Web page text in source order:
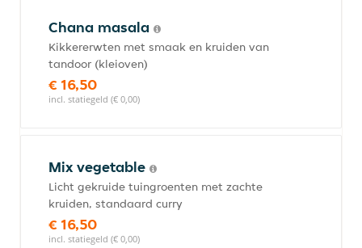
Chana masala
Kikkererwten met smaak en kruiden van
tandoor (kleioven)
€ 16,50
incl. statiegeld (€ 0,00)
Mix vegetable
Licht gekruide tuingroenten met zachte
kruiden, standaard curry
€ 16,50
incl. statiegeld (€ 0,00)